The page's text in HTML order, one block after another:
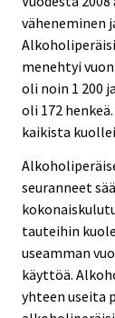
väheneminen
menehtyi
oli noin 1 200
oli 172
kaikista
seuranneet
tauteihin
useamman
käyttöä.
yhteen useita